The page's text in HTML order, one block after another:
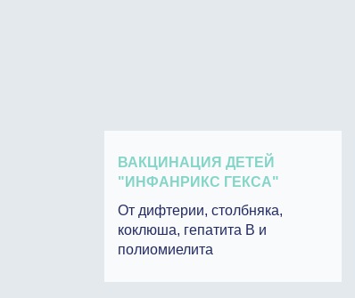
ВАКЦИНАЦИЯ ДЕТЕЙ
"ИНФАНРИКС ГЕКСА"
От дифтерии, столбняка,
коклюша, гепатита В и
полиомиелита